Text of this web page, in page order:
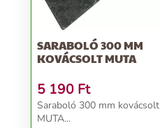
SARABOLÓ 300 MM
KOVÁCSOLT MUTA
5 190 Ft
Saraboló 300 mm kovácsolt
MUTA...